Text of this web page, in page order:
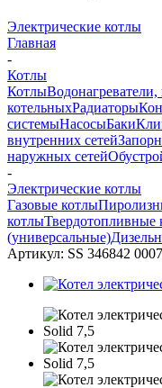
Электрические котлы
Главная
-
Котлы
КотлыВодонагреватели,
котельныхРадиаторы
системыНасосыБаки
внутренних сетей
наружных сетей
-
Электрические котлы
Газовые котлы
котлыТвердотопливные
(универсальные)
Артикул: SS 346842 0007